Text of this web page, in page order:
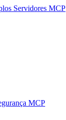
Servidores MCP
MCP